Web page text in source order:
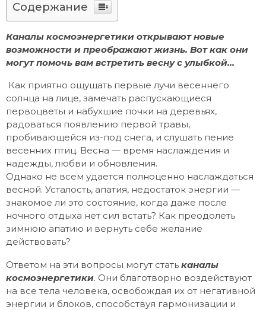
Содержание
Каналы космоэнергетики открывают новые
возможности и преображают жизнь. Вот как они
могут помочь вам встретить весну с улыбкой…
Как приятно ощущать первые лучи весеннего
солнца на лице, замечать распускающиеся
первоцветы и набухшие почки на деревьях,
радоваться появлению первой травы,
пробивающейся из-под снега, и слушать пение
весенних птиц. Весна — время наслаждения и
надежды, любви и обновления.
Однако не всем удается полноценно наслаждаться
весной. Усталость, апатия, недостаток энергии —
знакомое ли это состояние, когда даже после
ночного отдыха нет сил встать? Как преодолеть
зимнюю апатию и вернуть себе желание
действовать?
Ответом на эти вопросы могут стать каналы
космоэнергетики. Они благотворно воздействуют
на все тела человека, освобождая их от негативной
энергии и блоков, способствуя гармонизации и